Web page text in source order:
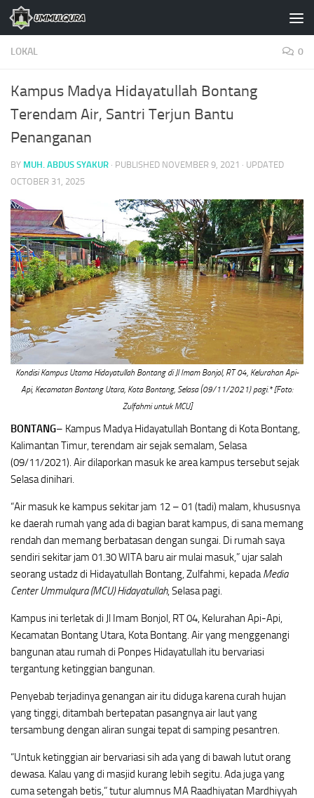
Skip to content
LOKAL 0
Kampus Madya Hidayatullah Bontang
Terendam Air, Santri Terjun Bantu
Penanganan
BY MUH. ABDUS SYAKUR · PUBLISHED NOVEMBER 9, 2021 · UPDATED
OCTOBER 31, 2025
Kondisi Kampus Utama Hidayatullah Bontang di Jl Imam Bonjol, RT 04, Kelurahan Api-
Api, Kecamatan Bontang Utara, Kota Bontang, Selasa (09/11/2021) pagi.*[Foto:
Zulfahmi untuk MCU]
BONTANG– Kampus Madya Hidayatullah Bontang di Kota Bontang,
Kalimantan Timur, terendam air sejak semalam, Selasa
(09/11/2021). Air dilaporkan masuk ke area kampus tersebut sejak
Selasa dinihari.
“Air masuk ke kampus sekitar jam 12 – 01 (tadi) malam, khususnya
ke daerah rumah yang ada di bagian barat kampus, di sana memang
rendah dan memang berbatasan dengan sungai. Di rumah saya
sendiri sekitar jam 01.30 WITA baru air mulai masuk,” ujar salah
seorang ustadz di Hidayatullah Bontang, Zulfahmi, kepadaMedia
Center Ummulqura (MCU) Hidayatullah, Selasa pagi.
Kampus ini terletak di Jl Imam Bonjol, RT 04, Kelurahan Api-Api,
Kecamatan Bontang Utara, Kota Bontang. Air yang menggenangi
bangunan atau rumah di Ponpes Hidayatullah itu bervariasi
tergantung ketinggian bangunan.
Penyebab terjadinya genangan air itu diduga karena curah hujan
yang tinggi, ditambah bertepatan pasangnya air laut yang
tersambung dengan aliran sungai tepat di samping pesantren.
“Untuk ketinggian air bervariasi sih ada yang di bawah lutut orang
dewasa. Kalau yang di masjid kurang lebih segitu. Ada juga yang
cuma setengah betis,” tutur alumnus MA Raadhiyatan Mardhiyyah